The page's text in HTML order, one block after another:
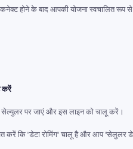
होने के बाद आपकी योजना स्वचालित रूप
करें
सेल्युलर पर जाएं और इस लाइन को चालू करें।
करें कि "डेटा रोमिंग" चालू है और आप "सेलुलर